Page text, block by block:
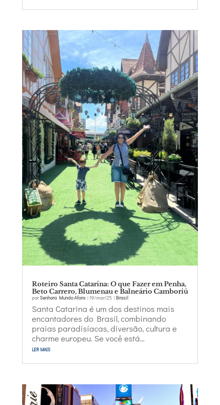
Roteiro Santa Catarina: O que Fazer em Penha,
Beto Carrero, Blumenau e Balneário Camboriú
porSenhora Mundo Afora| 19/mar/25 Brasil
Santa Catarina é um dos destinos mais
encantadores do Brasil, combinando
praias paradisíacas, diversão, cultura e
charme europeu. Se você está...
ler mais